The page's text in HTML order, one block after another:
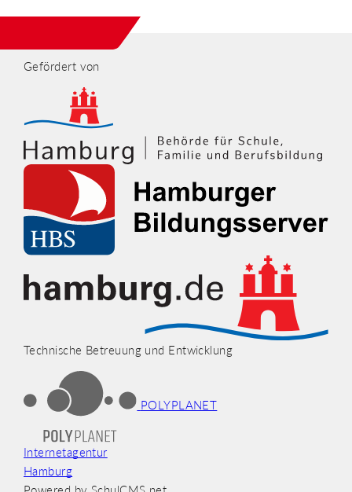
Gefördert von
Technische Betreuung und Entwicklung
POLYPLANET
Internetagentur
Hamburg